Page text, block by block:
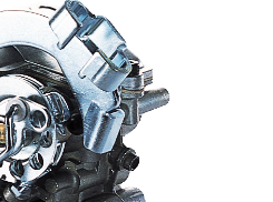
閉じる